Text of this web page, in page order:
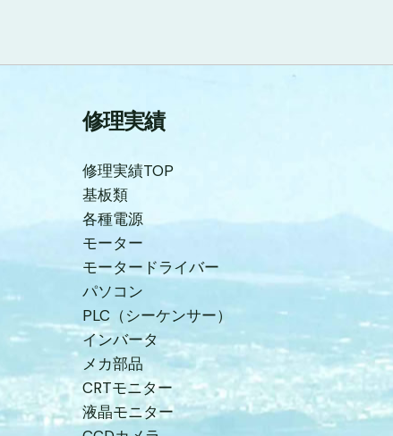
修理実績
修理実績TOP
基板類
各種電源
モーター
モータードライバー
パソコン
PLC（シーケンサー）
インバータ
メカ部品
CRTモニター
液晶モニター